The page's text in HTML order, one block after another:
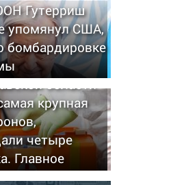
Гутерриш
упомянул США,
бомбардировке
области
крупная
четыре
Главное